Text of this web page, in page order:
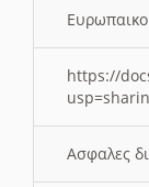
https://
Ασφαλες